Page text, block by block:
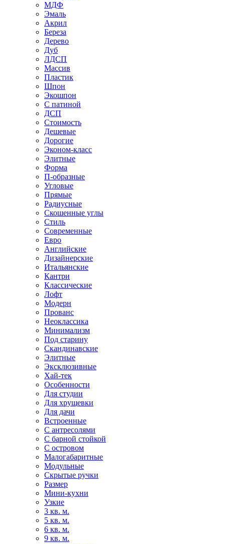
МДФ
Эмаль
Акрил
Береза
Дерево
Дуб
ЛДСП
Массив
Пластик
Шпон
Экошпон
С патиной
ДСП
Стоимость
Дешевые
Дорогие
Эконом-класс
Элитные
Форма
П-образные
Угловые
Прямые
Радиусные
Скошенные углы
Стиль
Современные
Евро
Английские
Дизайнерские
Итальянские
Кантри
Классические
Лофт
Модерн
Прованс
Неоклассика
Минимализм
Под старину
Скандинавские
Элитные
Эксклюзивные
Хай-тек
Особенности
Для студии
Для хрущевки
Для дачи
Встроенные
С антресолями
С барной стойкой
С островом
Малогабаритные
Модульные
Скрытые ручки
Размер
Мини-кухни
Узкие
3 кв. м.
5 кв. м.
6 кв. м.
9 кв. м.